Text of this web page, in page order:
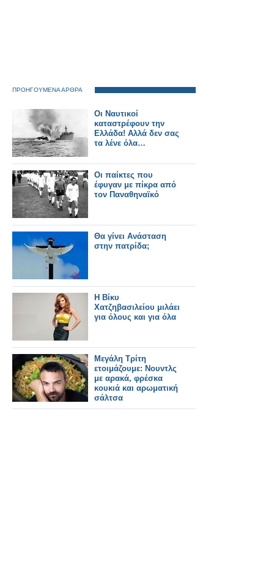
ΠΡΟΗΓΟΥΜΕΝΑ ΑΡΘΡΑ
Οι Ναυτικοί
καταστρέφουν την
Ελλάδα! Αλλά δεν σας
τα λένε όλα…
Οι παίκτες που
έφυγαν με πίκρα από
τον Παναθηναϊκό
Θα γίνει Ανάσταση
στην πατρίδα;
Η Βίκυ
Χατζηβασιλείου μιλάει
για όλους και για όλα
Μεγάλη Τρίτη
ετοιμάζουμε: Νουντλς
με αρακά, φρέσκα
κουκιά και αρωματική
σάλτσα